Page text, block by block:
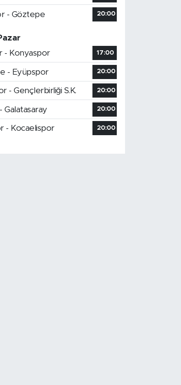
- Göztepe 20:00
- Konyaspor
17:00
- Eyüpspor 20:00
- Gençlerbirliği S.K. 20:00
Galatasaray 20:00
- Kocaelispor 20:00